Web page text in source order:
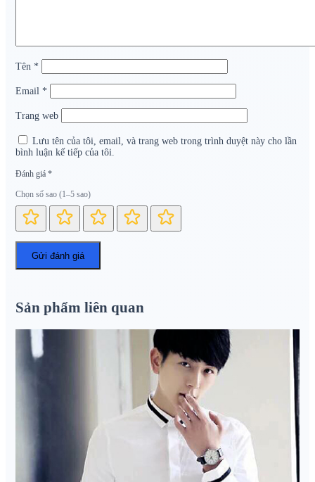
Tên *
Email *
Trang web
Lưu tên của tôi, email, và trang web trong trình duyệt này cho lần
bình luận kế tiếp của tôi.
Đánh giá *
Chọn số sao (1–5 sao)
Sản phẩm liên quan